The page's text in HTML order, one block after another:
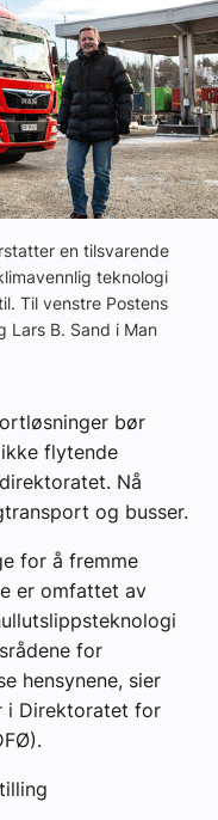
en tilsvarende
teknologi
Til venstre Postens
Lars B. Sand i Man
bør
flytende
Nå
og busser.
for å fremme
er omfattet av
for
hensynene, sier
i Direktoratet for